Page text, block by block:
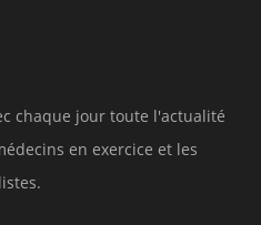
chaque jour toute l'actualité
en exercice et les